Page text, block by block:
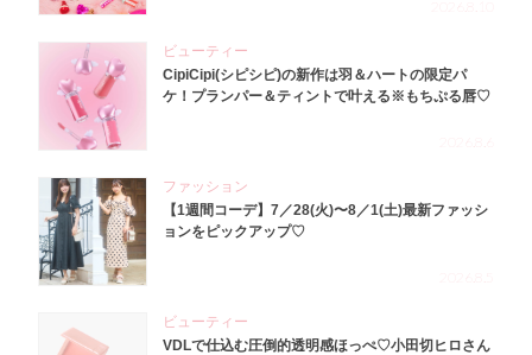
ビューティー
CipiCipi(シピシピ)の新作は羽＆ハートの限定パ
ケ！プランパー＆ティントで叶える※もちぷる唇♡
ファッション
【1週間コーデ】7／28(火)〜8／1(土)最新ファッシ
ョンをピックアップ♡
ビューティー
VDLで仕込む圧倒的透明感ほっぺ♡小田切ヒロさん